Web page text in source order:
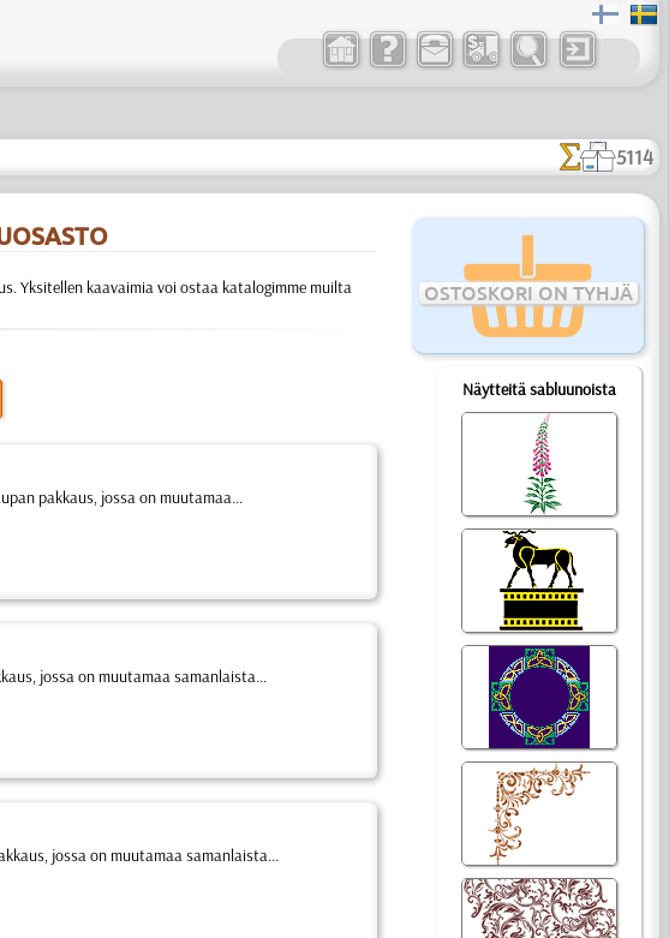
5114
OSTOSKORI ON TYHJÄ
Näytteitä sabluunoista
Yksitellen kaavaimia voi ostaa katalogimme muilta
pakkaus, jossa on muutamaa...
jossa on muutamaa samanlaista...
jossa on muutamaa samanlaista...